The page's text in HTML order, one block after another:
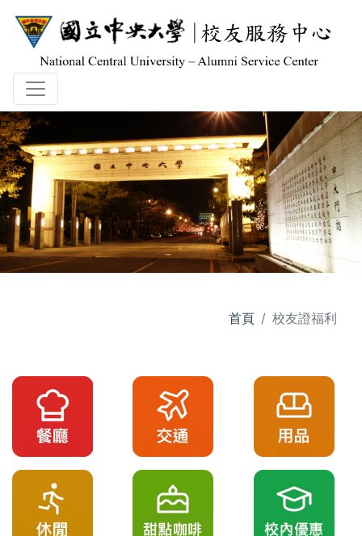
首頁 校友證福利